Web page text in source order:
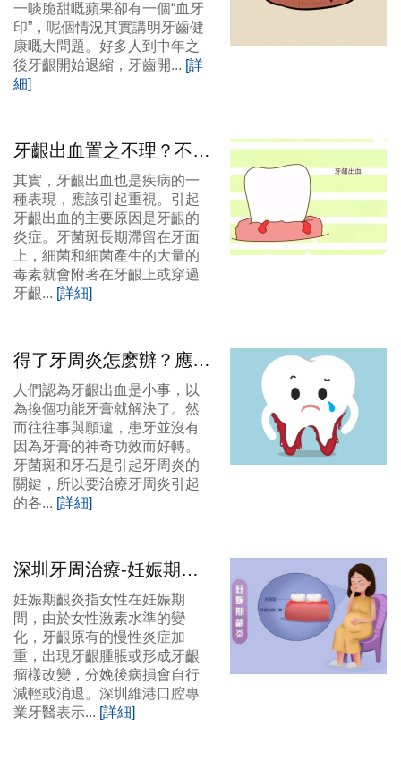
一啖脆甜嘅蘋果卻有一個“血牙
印”，呢個情況其實講明牙齒健
康嘅大問題。好多人到中年之
後牙齦開始退縮，牙齒開... [詳
細]
牙齦出血置之不理？不要
忽視牙齦出血！
其實，牙齦出血也是疾病的一
種表現，應該引起重視。引起
牙齦出血的主要原因是牙齦的
炎症。牙菌斑長期滯留在牙面
上，細菌和細菌產生的大量的
毒素就會附著在牙齦上或穿過
牙齦... [詳細]
得了牙周炎怎麽辦？應該
如何治療？
人們認為牙齦出血是小事，以
為換個功能牙膏就解決了。然
而往往事與願違，患牙並沒有
因為牙膏的神奇功效而好轉。
牙菌斑和牙石是引起牙周炎的
關鍵，所以要治療牙周炎引起
的各... [詳細]
深圳牙周治療-妊娠期間
牙齒出血怎麼辦呢？
妊娠期齦炎指女性在妊娠期
間，由於女性激素水準的變
化，牙齦原有的慢性炎症加
重，出現牙齦腫脹或形成牙齦
瘤樣改變，分娩後病損會自行
減輕或消退。深圳維港口腔專
業牙醫表示... [詳細]